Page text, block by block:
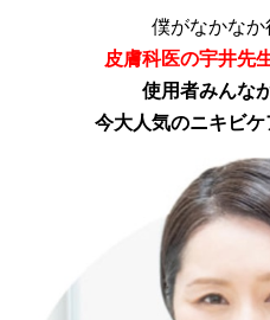
僕がなかなか
皮膚科医の宇井先
使用者みんな
今大人気のニキビケ